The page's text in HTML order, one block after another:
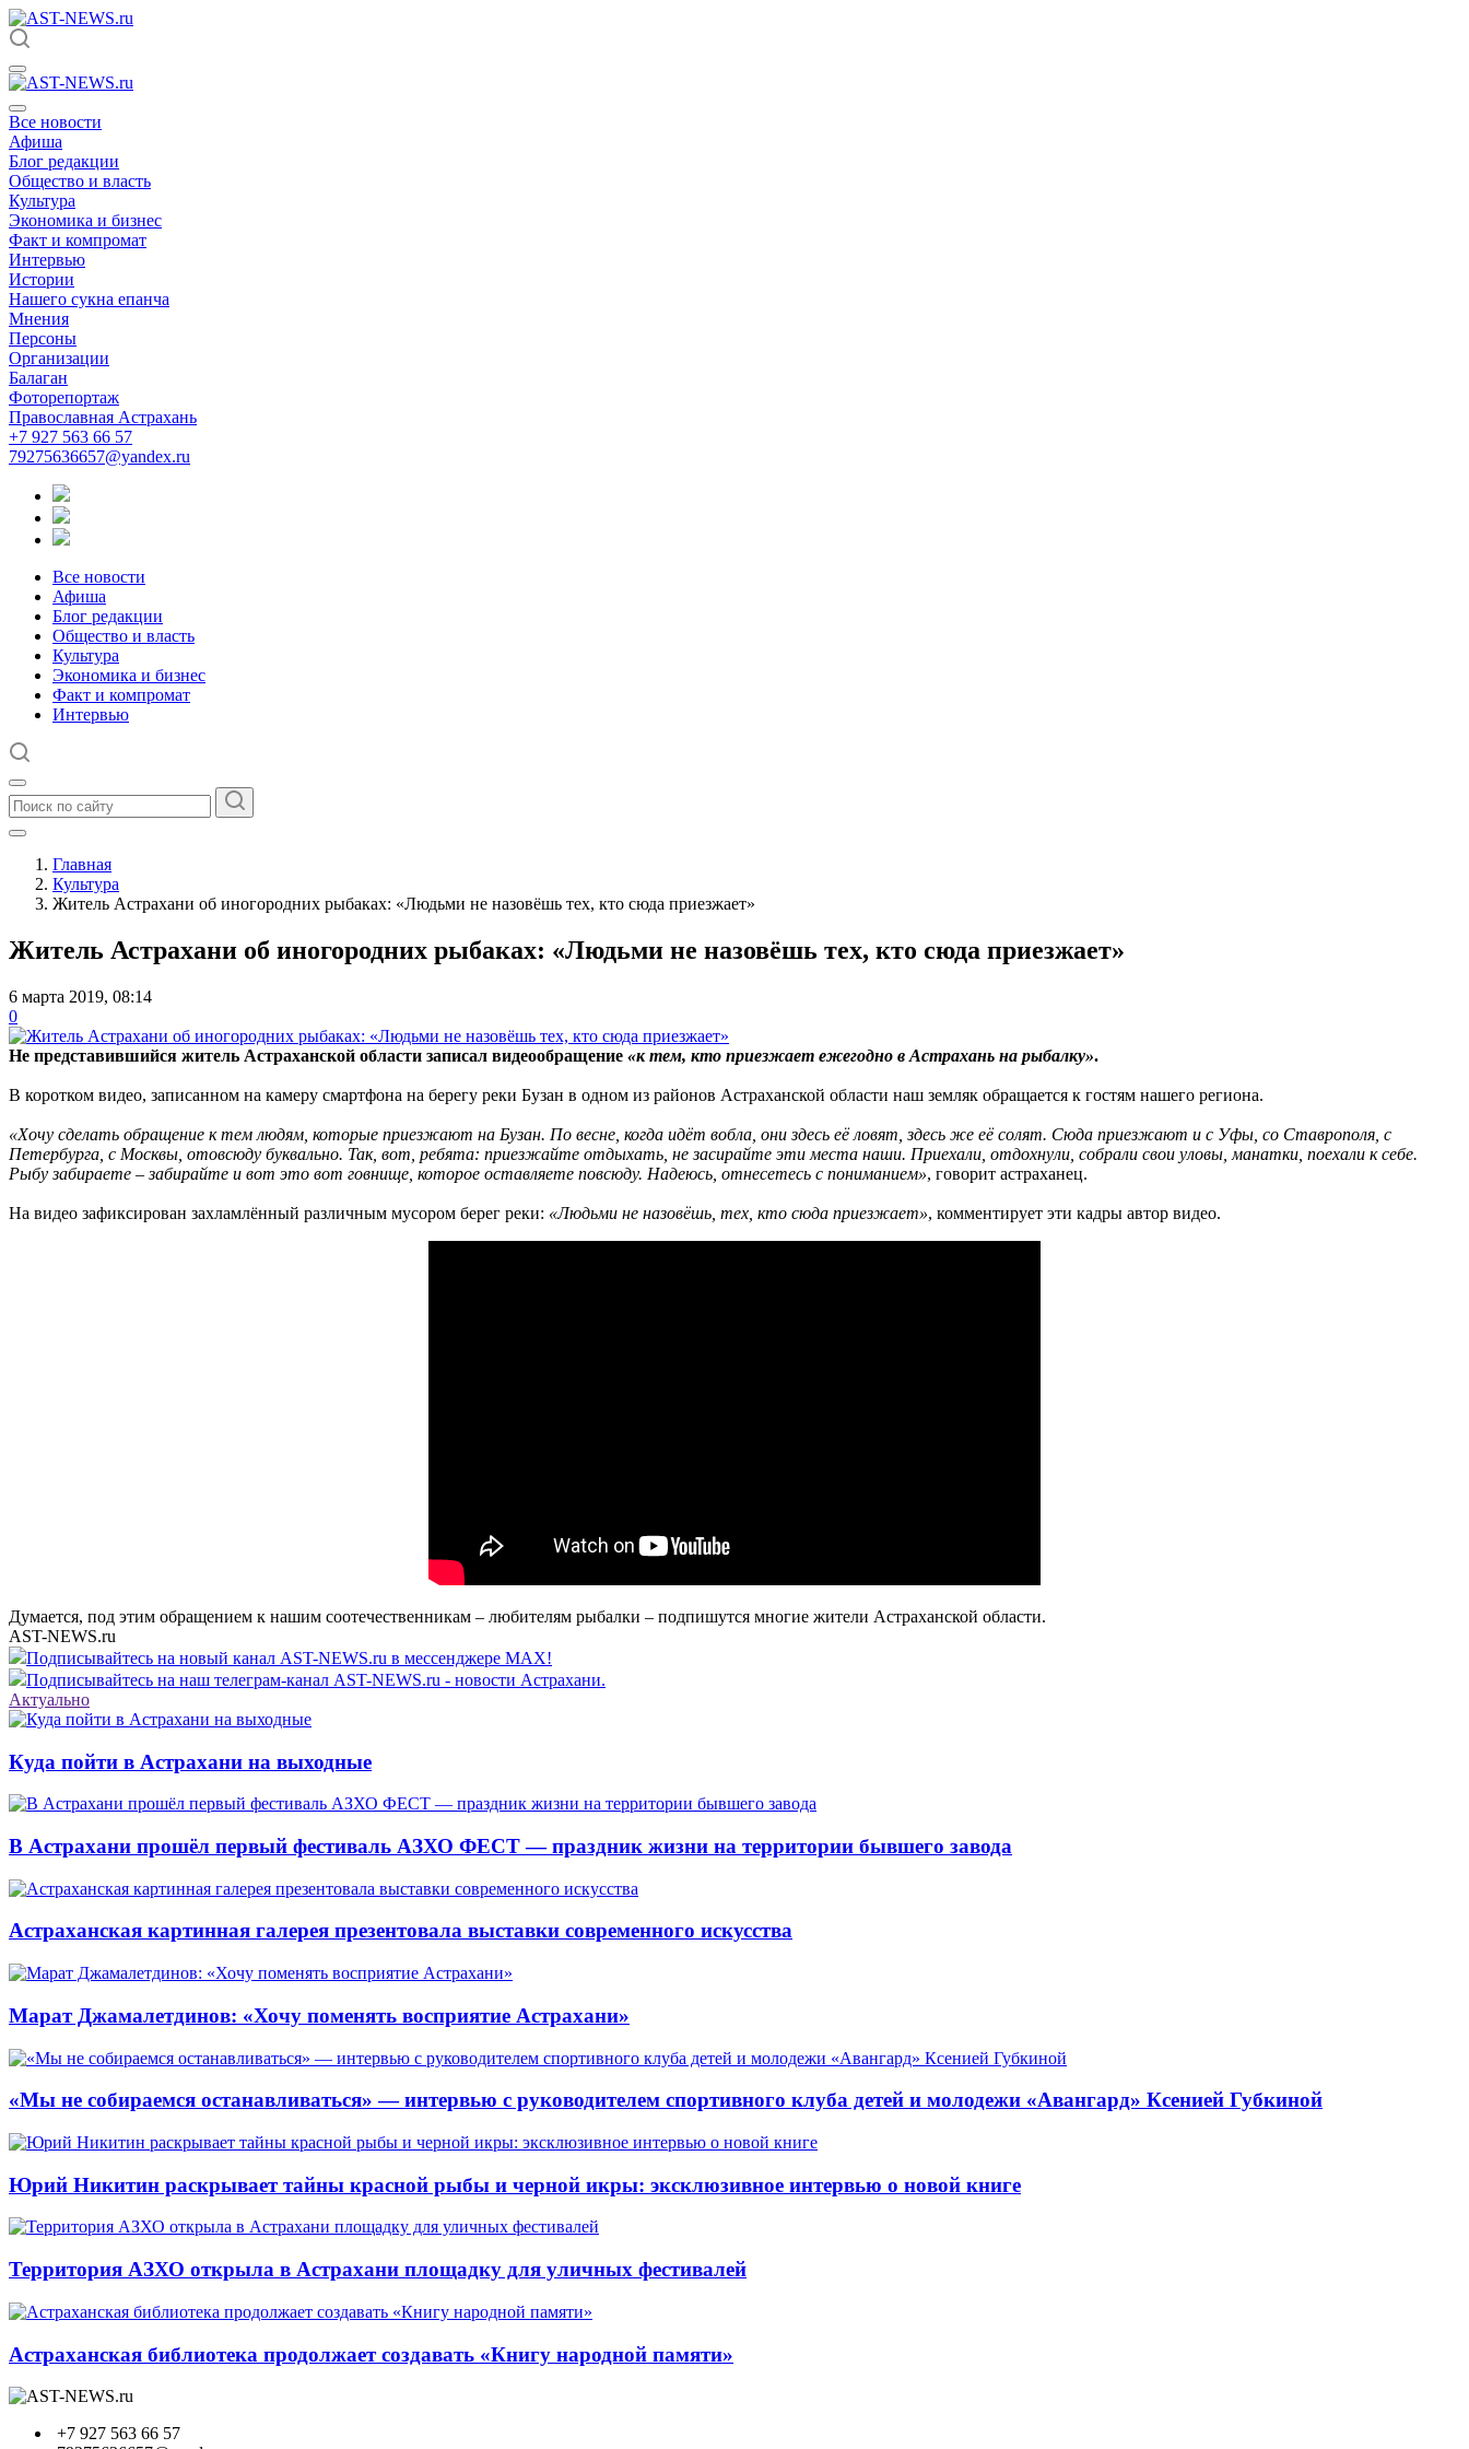
Все новости
Афиша
Блог редакции
Общество и власть
Культура
Экономика и бизнес
Факт и компромат
Интервью
Истории
Нашего сукна епанча
Мнения
Персоны
Организации
Балаган
Фоторепортаж
Православная Астрахань
+7 927 563 66 57
79275636657@yandex.ru
Все новости
Афиша
Блог редакции
Общество и власть
Культура
Экономика и бизнес
Факт и компромат
Интервью
Главная
Культура
Житель Астрахани об иногородних рыбаках: «Людьми не назовёшь тех, кто сюда приезжает»
Житель Астрахани об иногородних рыбаках: «Людьми не назовёшь тех, кто сюда приезжает»
6 марта 2019, 08:14
0
Не представившийся житель Астраханской области записал видеообращение «к тем, кто приезжает ежегодно в Астрахань на рыбалку».
В коротком видео, записанном на камеру смартфона на берегу реки Бузан в одном из районов Астраханской области наш земляк обращается к гостям нашего региона.
«Хочу сделать обращение к тем людям, которые приезжают на Бузан. По весне, когда идёт вобла, они здесь её ловят, здесь же её солят. Сюда приезжают и с Уфы, со Ставрополя, с
Петербурга, с Москвы, отовсюду буквально. Так, вот, ребята: приезжайте отдыхать, не засирайте эти места наши. Приехали, отдохнули, собрали свои уловы, манатки, поехали к себе.
Рыбу забираете – забирайте и вот это вот говнище, которое оставляете повсюду. Надеюсь, отнесетесь с пониманием», говорит астраханец.
На видео зафиксирован захламлённый различным мусором берег реки: «Людьми не назовёшь, тех, кто сюда приезжает», комментирует эти кадры автор видео.
Думается, под этим обращением к нашим соотечественникам – любителям рыбалки – подпишутся многие жители Астраханской области.
AST-NEWS.ru
Подписывайтесь на новый канал AST-NEWS.ru в мессенджере MAX!
Подписывайтесь на наш телеграм-канал AST-NEWS.ru - новости Астрахани.
Актуально
Куда пойти в Астрахани на выходные
В Астрахани прошёл первый фестиваль АЗХО ФЕСТ — праздник жизни на территории бывшего завода
Астраханская картинная галерея презентовала выставки современного искусства
Марат Джамалетдинов: «Хочу поменять восприятие Астрахани»
«Мы не собираемся останавливаться» — интервью с руководителем спортивного клуба детей и молодежи «Авангард» Ксенией Губкиной
Юрий Никитин раскрывает тайны красной рыбы и черной икры: эксклюзивное интервью о новой книге
Территория АЗХО открыла в Астрахани площадку для уличных фестивалей
Астраханская библиотека продолжает создавать «Книгу народной памяти»
+7 927 563 66 57